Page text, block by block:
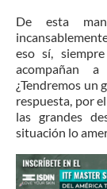
De esta
eso sí,
acompañan
¿Tendremos un
respuesta, por
las grandes
situación lo